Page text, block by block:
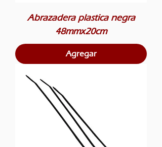
Abrazadera plastica negra
48mmx20cm
Agregar